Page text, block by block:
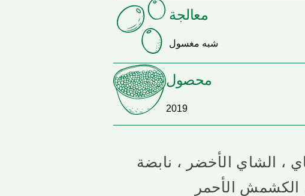
معالجة
شبه مغسول
محصول
2019
، الشاي الأخضر ، نابضة
، الكشمش الأحمر